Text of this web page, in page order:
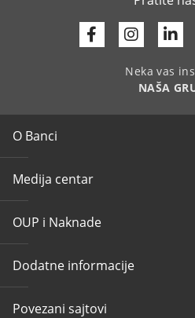
Facebook
Neka vas
NAŠA
O Banci
Medija centar
OUP i Naknade
Dodatne informacije
Povezani sajtovi